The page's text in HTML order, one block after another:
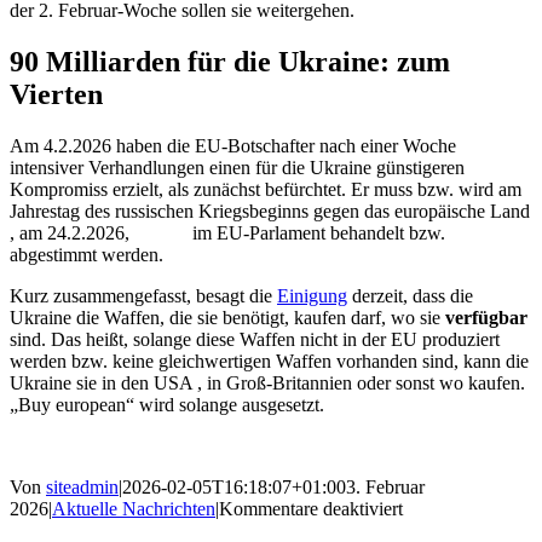
der 2. Februar-Woche sollen sie weitergehen.
90 Milliarden für die Ukraine: zum
Vierten
Am 4.2.2026 haben die EU-Botschafter nach einer Woche
intensiver Verhandlungen einen für die Ukraine günstigeren
Kompromiss erzielt, als zunächst befürchtet. Er muss bzw. wird am
Jahrestag des russischen Kriegsbeginns gegen das europäische Land
, am 24.2.2026, im EU-Parlament behandelt bzw.
abgestimmt werden.
Kurz zusammengefasst, besagt die Einigung derzeit, dass die
Ukraine die Waffen, die sie benötigt, kaufen darf, wo sie verfügbar
sind. Das heißt, solange diese Waffen nicht in der EU produziert
werden bzw. keine gleichwertigen Waffen vorhanden sind, kann die
Ukraine sie in den USA , in Groß-Britannien oder sonst wo kaufen.
„Buy european“ wird solange ausgesetzt.
Von siteadmin|2026-02-05T16:18:07+01:003. Februar
2026|Aktuelle Nachrichten|Kommentare deaktiviertfür